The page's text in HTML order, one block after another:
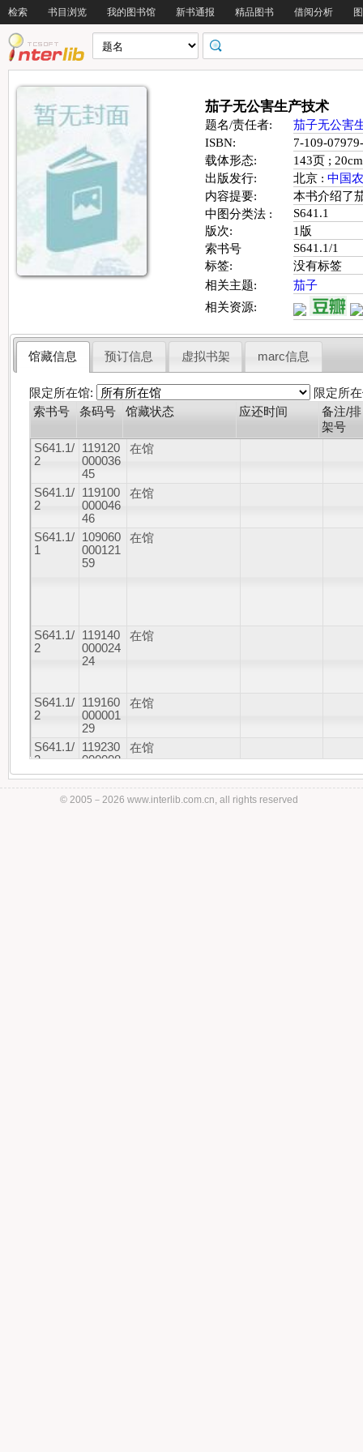
检索 书目浏览 我的图书馆 新书通报 精品图书 借阅分析
茄子无公害生产技术
题名/责任者:
茄子无公害
ISBN:
7-109-
载体形态:
143页 ; 20cm
出版发行:
北京 : 中国
内容提要:
本书介绍了
中图分类法 :
S641.1
版次:
1版
索书号
S641.1/1
标签:
没有标签
相关主题:
茄子
相关资源:
馆藏信息 预订信息 虚拟书架 marc信息
限定所在馆:
限定所
索书号
条码号 馆藏状态 应还时间
备注/排
架号
S641.1/
2
119120
000036
45
在馆
S641.1/
2
119100
000046
46
在馆
S641.1/
1
109060
000121
59
在馆
S641.1/
2
119140
000024
24
在馆
S641.1/
2
119160
000001
29
在馆
S641.1/
2
119230
000008
99
在馆
© 2005－ 2026 www.interlib.com.cn, all rights reserved